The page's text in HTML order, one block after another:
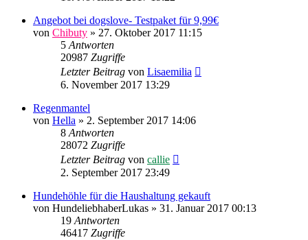
Angebot bei dogslove- Testpaket für 9,99€
von Chibuty » 27. Oktober 2017 11:15
5 Antworten
20987 Zugriffe
Letzter Beitrag von Lisaemilia
6. November 2017 13:29
Regenmantel
von Hella » 2. September 2017 14:06
8 Antworten
28072 Zugriffe
Letzter Beitrag von callie
2. September 2017 23:49
Hundehöhle für die Haushaltung gekauft
von HundeliebhaberLukas » 31. Januar 2017 00:13
19 Antworten
46417 Zugriffe